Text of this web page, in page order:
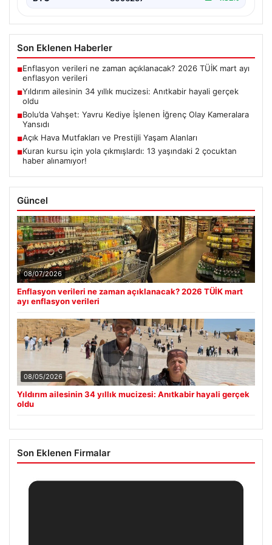
Son Eklenen Haberler
■Enflasyon verileri ne zaman açıklanacak? 2026 TÜİK mart ayı
enflasyon verileri
■Yıldırım ailesinin 34 yıllık mucizesi: Anıtkabir hayali gerçek
oldu
■Bolu’da Vahşet: Yavru Kediye İşlenen İğrenç Olay Kameralara
Yansıdı
■Açık Hava Mutfakları ve Prestijli Yaşam Alanları
■Kuran kursu için yola çıkmışlardı: 13 yaşındaki 2 çocuktan
haber alınamıyor!
Güncel
08/07/2026
Enflasyon verileri ne zaman açıklanacak? 2026 TÜİK mart
ayı enflasyon verileri
08/05/2026
Yıldırım ailesinin 34 yıllık mucizesi: Anıtkabir hayali gerçek
oldu
Son Eklenen Firmalar